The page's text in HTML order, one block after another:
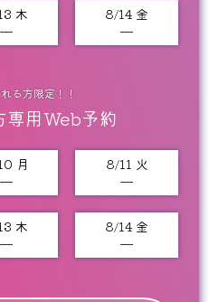
木
━
8/14 金
━
る方限定！！
専用Web予約
月
━
8/11 火
━
木
━
8/14 金
━